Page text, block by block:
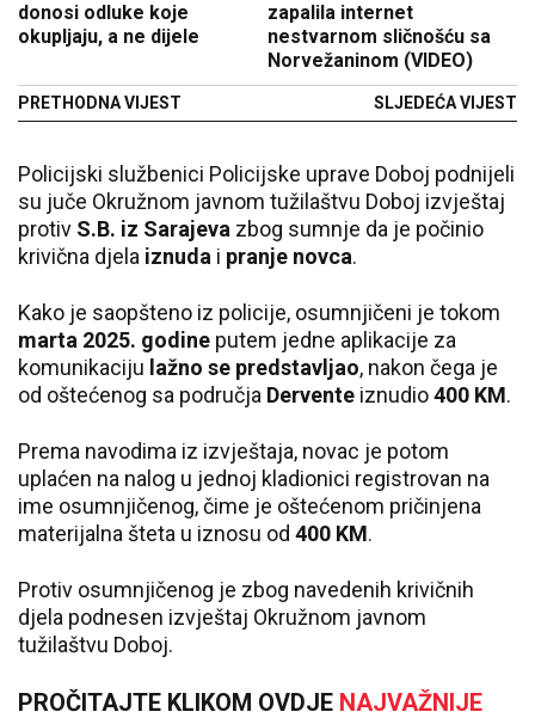
donosi odluke koje
okupljaju, a ne dijele
PRETHODNA VIJEST
zapalila internet
nestvarnom sličnošću sa
Norvežaninom (VIDEO)
SLJEDEĆA VIJEST
Policijski službenici Policijske uprave Doboj podnijeli
su juče Okružnom javnom tužilaštvu Doboj izvještaj
protiv S.B. iz Sarajeva zbog sumnje da je počinio
krivična djela iznuda i pranje novca.
Kako je saopšteno iz policije, osumnjičeni je tokom
marta 2025. godine putem jedne aplikacije za
komunikaciju lažno se predstavljao, nakon čega je
od oštećenog sa područja Dervente iznudio400 KM.
Prema navodima iz izvještaja, novac je potom
uplaćen na nalog u jednoj kladionici registrovan na
ime osumnjičenog, čime je oštećenom pričinjena
materijalna šteta u iznosu od 400 KM.
Protiv osumnjičenog je zbog navedenih krivičnih
djela podnesen izvještaj Okružnom javnom
tužilaštvu Doboj.
PROČITAJTE KLIKOM OVDJE NAJVAŽNIJE